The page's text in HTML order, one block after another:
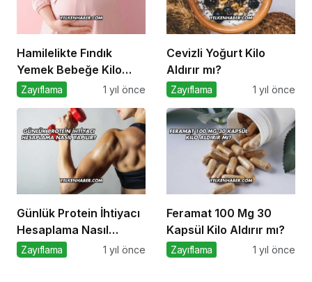
Hamilelikte Fındık
Yemek Bebeğe Kilo
Aldırır mı?
Zayıflama 1 yıl önce
Cevizli Yoğurt Kilo
Aldırır mı?
Zayıflama 1 yıl önce
Günlük Protein İhtiyacı
Hesaplama Nasıl
Yapılır?
Zayıflama 1 yıl önce
Feramat 100 Mg 30
Kapsül Kilo Aldırır mı?
Zayıflama 1 yıl önce